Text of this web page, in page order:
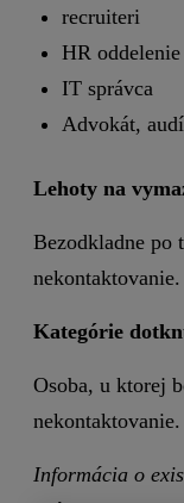
recruiteri
HR oddelenie
IT správca
Advokát,
Lehoty na
Bezodkladne po
nekontaktovanie.
Kategórie
Osoba, u ktorej
nekontaktovanie.
Informácia o